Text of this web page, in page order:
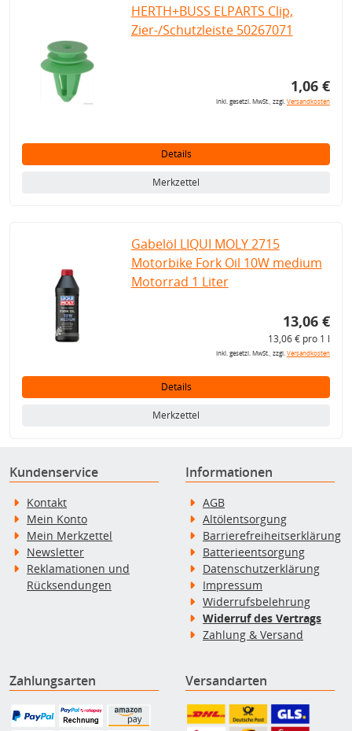
HERTH+BUSS ELPARTS Clip,
Zier-/Schutzleiste 50267071
1,06 €
inkl. gesetzl. MwSt., zzgl.Versandkosten
Details
Merkzettel
Gabelöl LIQUI MOLY 2715
Motorbike Fork Oil 10W medium
Motorrad 1 Liter
13,06 €
13,06 € pro 1 l
inkl. gesetzl. MwSt., zzgl.Versandkosten
Details
Merkzettel
Kundenservice
Kontakt
Mein Konto
Mein Merkzettel
Newsletter
Reklamationen und
Rücksendungen
Informationen
AGB
Altölentsorgung
Barrierefreiheitserklärung
Batterieentsorgung
Datenschutzerklärung
Impressum
Widerrufsbelehrung
Widerruf des Vertrags
Zahlung & Versand
Zahlungsarten Versandarten